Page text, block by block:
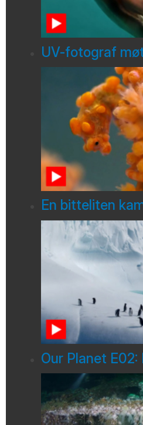
UV-fotograf
En bitteliten
Our Planet E02: